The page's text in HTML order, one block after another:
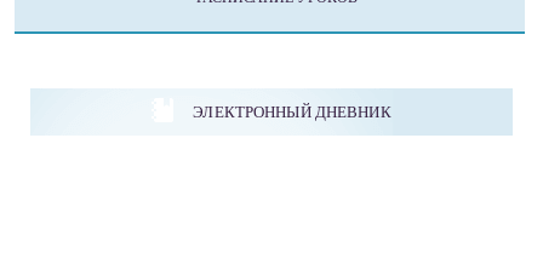
ЭЛЕКТРОННЫЙ ДНЕВНИК